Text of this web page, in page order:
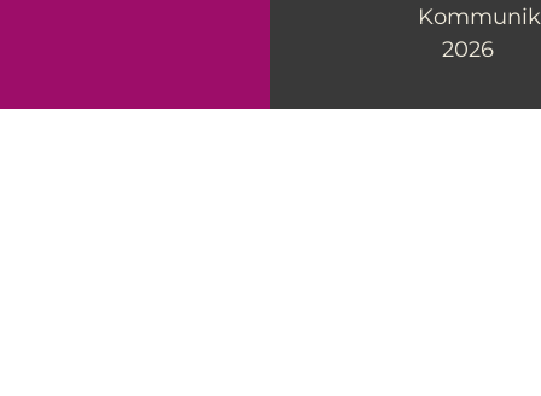
2026